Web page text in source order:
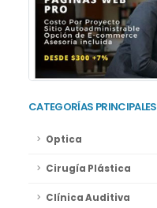
CATEGORÍAS PRINCIPALES
Optica
Cirugía Plástica
Clínica Auditiva